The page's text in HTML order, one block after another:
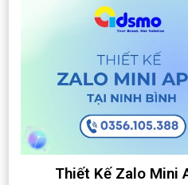
Thiết Kế Zalo Mini